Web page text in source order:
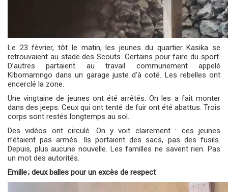
Le 23 février, tôt le matin, les jeunes du quartier Kasika se
retrouvaient au stade des Scouts. Certains pour faire du sport.
D’autres partaient au travail communement appelé
Kibomamngo dans un garage juste d’à coté. Les rebelles ont
encerclé la zone.
Une vingtaine de jeunes ont été arrêtés. On les a fait monter
dans des jeeps. Ceux qui ont tenté de fuir ont été abattus. Trois
corps sont restés longtemps au sol.
Des vidéos ont circulé. On y voit clairement : ces jeunes
n’étaient pas armés. Ils portaient des sacs, pas des fusils.
Depuis, plus aucune nouvelle. Les familles ne savent rien. Pas
un mot des autorités.
Emille; deux balles pour un excès de respect